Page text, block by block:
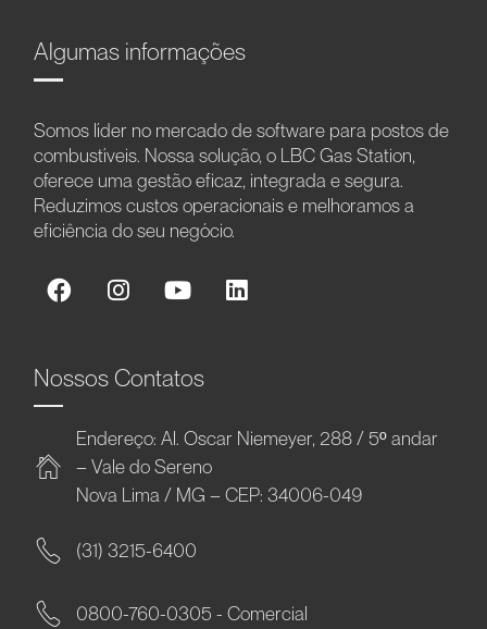
Algumas informações
Somos líder no mercado de software para postos de
combustíveis. Nossa solução, o LBC Gas Station,
oferece uma gestão eficaz, integrada e segura.
Reduzimos custos operacionais e melhoramos a
eficiência do seu negócio.
Nossos Contatos
Endereço: Al. Oscar Niemeyer, 288 / 5º andar
– Vale do Sereno
Nova Lima / MG – CEP: 34006-049
(31) 3215-6400
0800-760-0305 - Comercial